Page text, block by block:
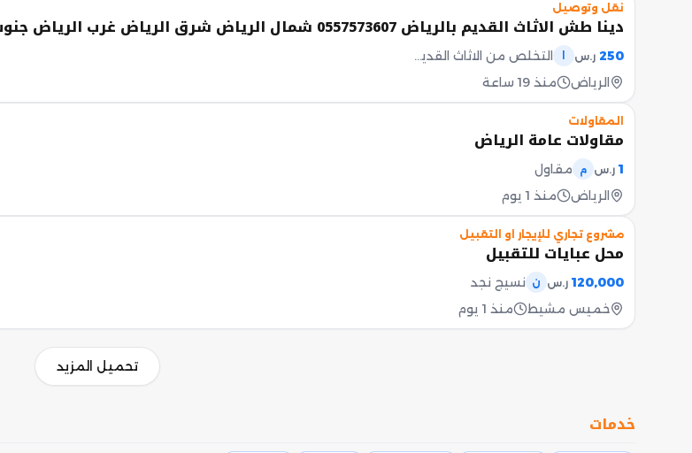
نقل وتوصيل
دينا طش الاثاث القديم بالرياض 0557573607 شمال الرياض شرق الرياض غرب الرياض جنوب
250 ر.س
التخلص من الاثاث القديم بالرياض 0557573607
الرياض
منذ 19 ساعة
المقاولات
مقاولات عامة الرياض
1 ر.س م
مقاول
الرياض
منذ 1 يوم
مشروع تجاري للإيجار او التقبيل
محل عبايات للتقبيل
120,000 ر.س ن
نسيج نجد
خميس مشيط
منذ 1 يوم
تحميل المزيد
خدمات